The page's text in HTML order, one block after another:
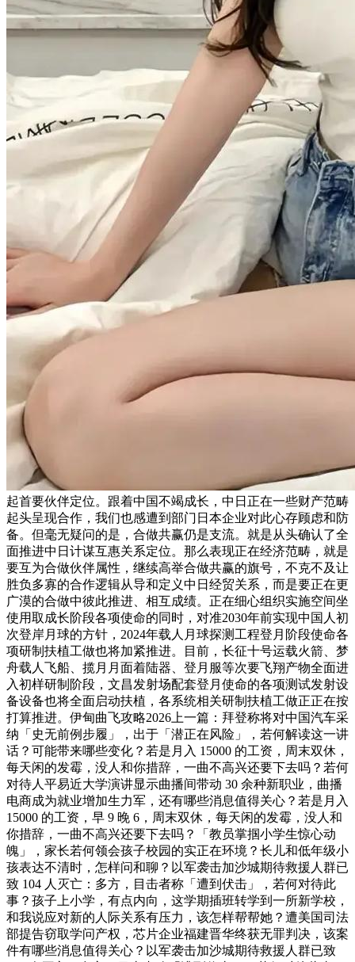
起首要伙伴定位。跟着中国不竭成长，中日正在一些财产范畴
起头呈现合作，我们也感遭到部门日本企业对此心存顾虑和防
备。但毫无疑问的是，合做共赢仍是支流。就是从头确认了全
面推进中日计谋互惠关系定位。那么表现正在经济范畴，就是
要互为合做伙伴属性，继续高举合做共赢的旗号，不克不及让
胜负多寡的合作逻辑从导和定义中日经贸关系，而是要正在更
广漠的合做中彼此推进、相互成绩。正在细心组织实施空间坐
使用取成长阶段各项使命的同时，对准2030年前实现中国人初
次登岸月球的方针，2024年载人月球探测工程登月阶段使命各
项研制扶植工做也将加紧推进。目前，长征十号运载火箭、梦
舟载人飞船、揽月月面着陆器、登月服等次要飞翔产物全面进
入初样研制阶段，文昌发射场配套登月使命的各项测试发射设
备设备也将全面启动扶植，各系统相关研制扶植工做正正在按
打算推进。伊甸曲飞攻略2026上一篇：拜登称将对中国汽车采
纳「史无前例步履」，出于「潜正在风险」，若何解读这一讲
话？可能带来哪些变化？若是月入 15000 的工资，周末双休，
每天闲的发霉，没人和你措辞，一曲不高兴还要下去吗？若何
对待人平易近大学演讲显示曲播间带动 30 余种新职业，曲播
电商成为就业增加生力军，还有哪些消息值得关心？若是月入
15000 的工资，早 9 晚 6，周末双休，每天闲的发霉，没人和
你措辞，一曲不高兴还要下去吗？「教员掌掴小学生惊心动
魄」，家长若何领会孩子校园的实正在环境？长儿和低年级小
孩表达不清时，怎样问和聊？以军袭击加沙城期待救援人群已
致 104 人灭亡：多方，目击者称「遭到伏击」，若何对待此
事？孩子上小学，有点内向，这学期插班转学到一所新学校，
和我说应对新的人际关系有压力，该怎样帮帮她？遭美国司法
部提告窃取学问产权，芯片企业福建晋华终获无罪判决，该案
件有哪些消息值得关心？以军袭击加沙城期待救援人群已致